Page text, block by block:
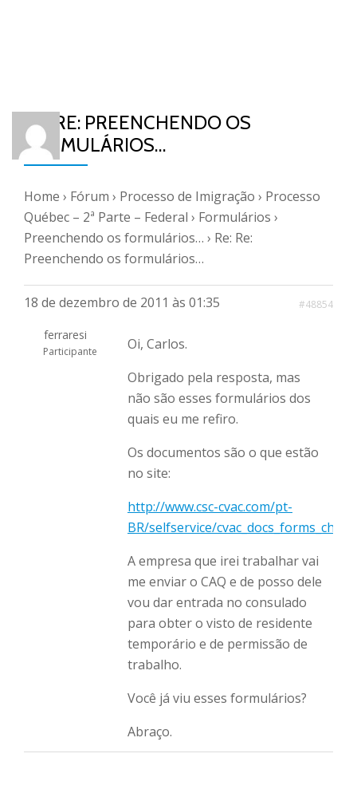
RE: RE: PREENCHENDO OS
FORMULÁRIOS…
Home › Fórum › Processo de Imigração › Processo
Québec – 2ª Parte – Federal › Formulários ›
Preenchendo os formulários… › Re: Re:
Preenchendo os formulários…
18 de dezembro de 2011 às 01:35 #48854
ferraresi
Participante
Oi, Carlos.
Obrigado pela resposta, mas
não são esses formulários dos
quais eu me refiro.
Os documentos são o que estão
no site:
http://www.csc-cvac.com/pt-
BR/selfservice/
A empresa que irei trabalhar vai
me enviar o CAQ e de posso dele
vou dar entrada no consulado
para obter o visto de residente
temporário e de permissão de
trabalho.
Você já viu esses formulários?
Abraço.